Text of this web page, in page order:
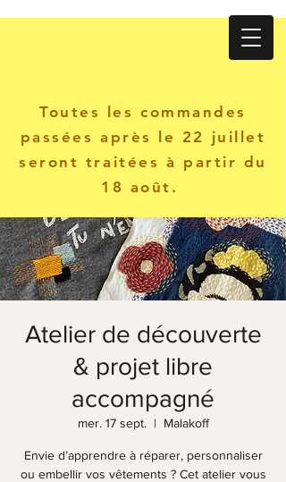
Toutes les commandes
passées après le 22 juillet
seront traitées à partir du
18 août.
Atelier de découverte
& projet libre
accompagné
mer. 17 sept.
  |
Malakoff
Envie d’apprendre à réparer, personnaliser
ou embellir vos vêtements ? Cet atelier vous